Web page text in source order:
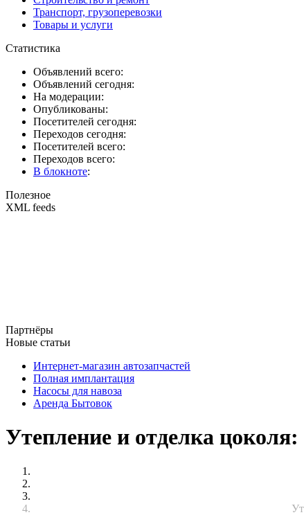
Транспорт, грузоперевозки
Товары и услуги
Статистика
Объявлений всего:
Объявлений сегодня:
На модерации:
Опубликованы:
Посетителей сегодня:
Переходов сегодня:
Посетителей всего:
Переходов всего:
В блокноте:
Полезное
XML feeds
Партнёры
Новые статьи
Интернет-магазин автозапчастей
Полная имплантация
Насосы для навоза
Аренда Бытовок
Утепление и отделка